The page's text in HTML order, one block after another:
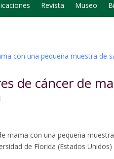
Revista Museo
de cáncer de
mama con una pequeña
de Florida (Estados